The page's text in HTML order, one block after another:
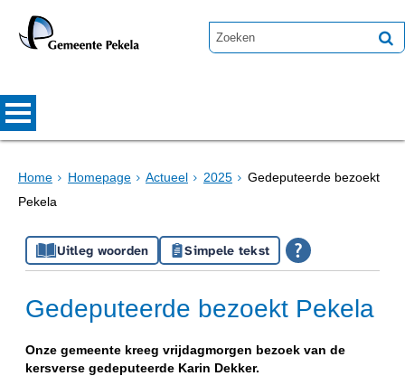
Home Homepage Actueel 2025
Gedeputeerde bezoekt
Pekela
Uitleg woorden Simpele tekst
Gedeputeerde bezoekt Pekela
Onze gemeente kreeg vrijdagmorgen bezoek van de
kersverse gedeputeerde Karin Dekker.